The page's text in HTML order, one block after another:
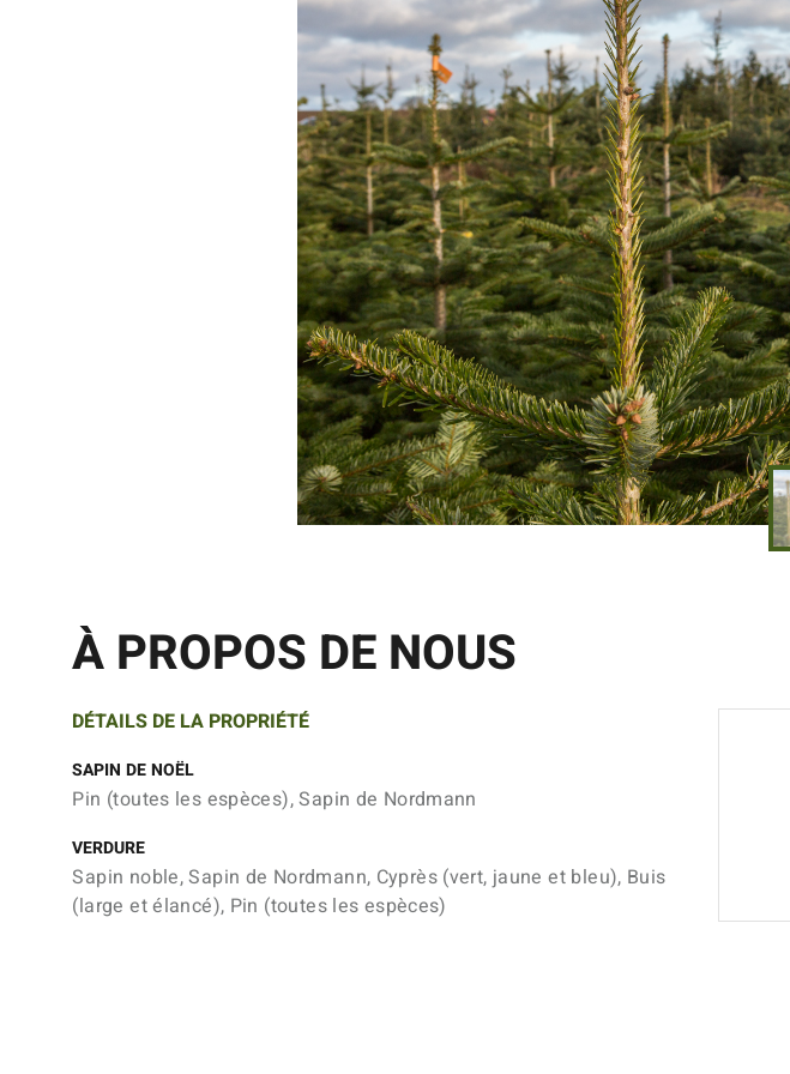
À PROPOS DE NOUS
DÉTAILS DE LA PROPRIÉTÉ
SAPIN DE NOËL
Pin (toutes les espèces), Sapin de Nordmann
VERDURE
Sapin noble, Sapin de Nordmann, Cyprès (vert, jaune et bleu), Buis
(large et élancé), Pin (toutes les espèces)